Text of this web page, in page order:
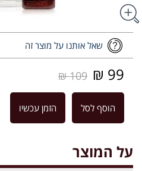
שאל אותנו על מוצר זה
99 ₪
109 ₪
הוסף לסל הזמן עכשיו
על המוצר